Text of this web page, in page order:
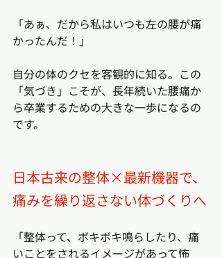
「あぁ、だから私はいつも左の腰が痛
かったんだ！」
自分の体のクセを客観的に知る。この
「気づき」こそが、長年続いた腰痛か
ら卒業するための大きな一歩になるの
です。
日本古来の整体×最新機器で、
痛みを繰り返さない体づくりへ
「整体って、ボキボキ鳴らしたり、痛
いことをされるイメージがあって怖